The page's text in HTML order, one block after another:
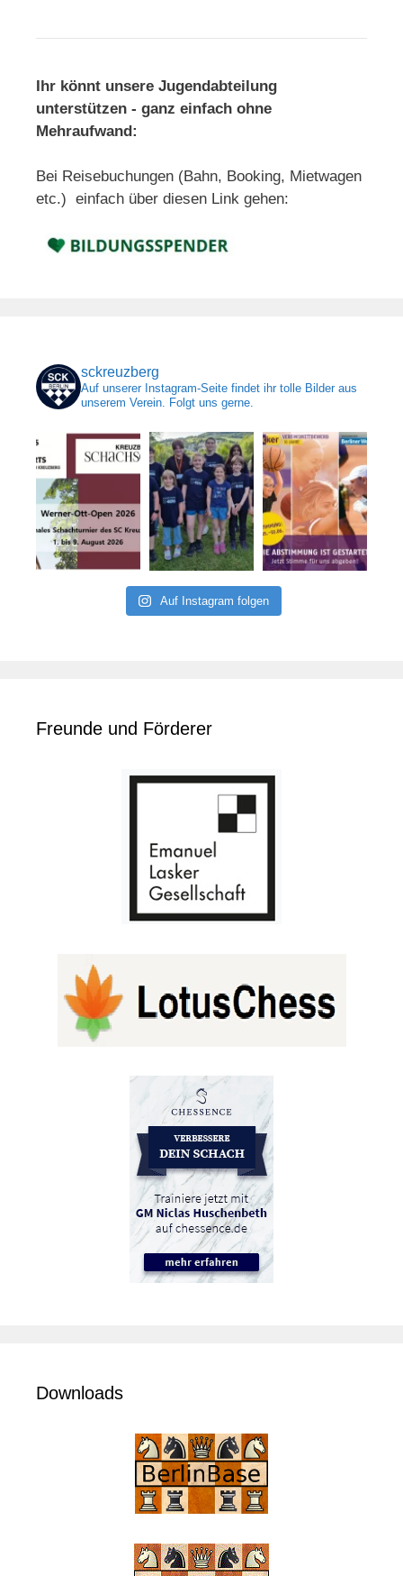
Ihr könnt unsere Jugendabteilung
unterstützen - ganz einfach ohne
Mehraufwand:
Bei Reisebuchungen (Bahn, Booking, Mietwagen
etc.) einfach über diesen Link gehen:
sckreuzberg
Auf unserer Instagram-Seite findet ihr tolle Bilder aus
unserem Verein. Folgt uns gerne.
Auf Instagram folgen
Freunde und Förderer
Downloads